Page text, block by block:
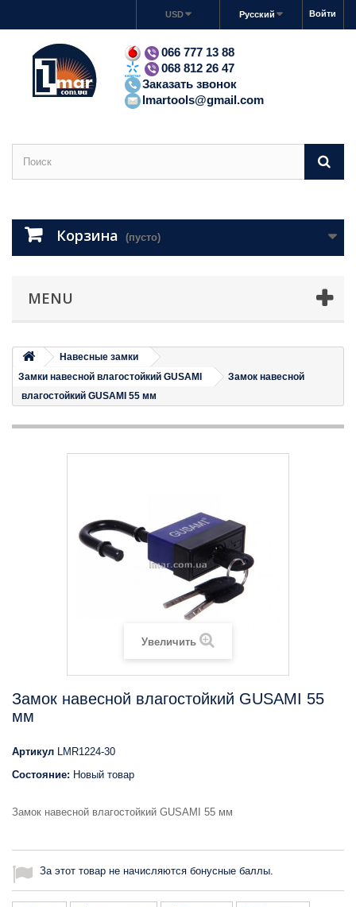
Войти
Русский
USD
066 777 13 88
068 812 26 47
Заказать звонок
lmartools@gmail.com
Корзина (пусто)
MENU
Навесные замки
Замки навесной влагостойкий GUSAMI
Замок навесной
влагостойкий GUSAMI 55 мм
Увеличить
Замок навесной влагостойкий GUSAMI 55
мм
Артикул LMR1224-30
Состояние: Новый товар
Замок навесной влагостойкий GUSAMI 55 мм
За этот товар не начисляются бонусные баллы.